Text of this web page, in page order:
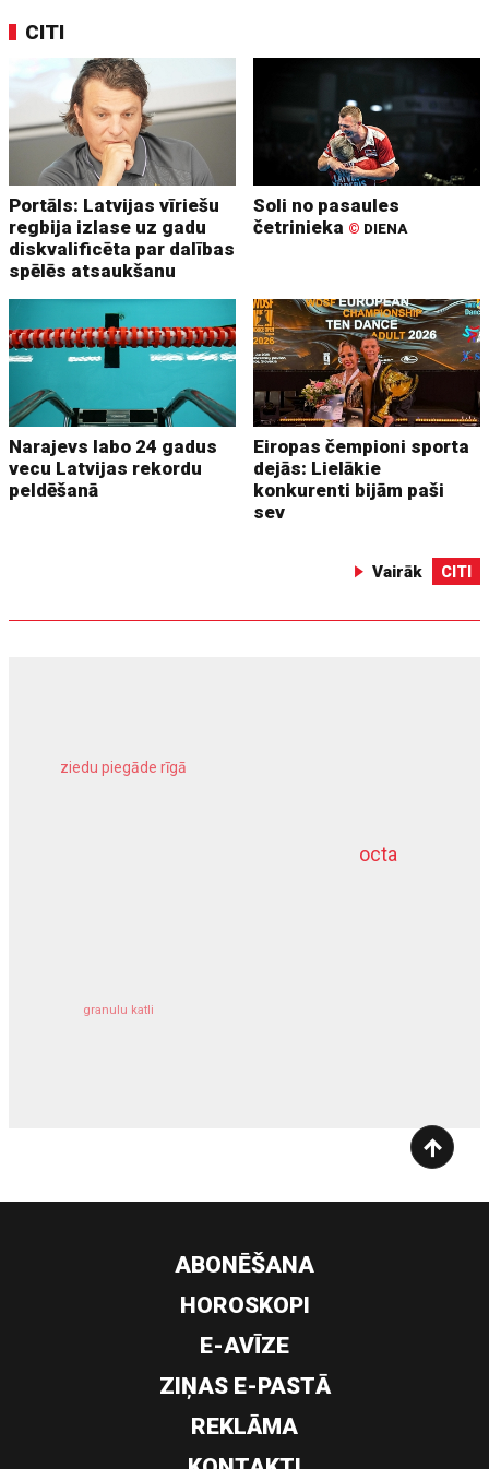
CITI
Portāls: Latvijas vīriešu
regbija izlase uz gadu
diskvalificēta par dalības
spēlēs atsaukšanu
Soli no pasaules
četrinieka © DIENA
Narajevs labo 24 gadus
vecu Latvijas rekordu
peldēšanā
Eiropas čempioni sporta
dejās: Lielākie
konkurenti bijām paši
sev
Vairāk CITI
octa
ziedu piegāde rīgā
granulu katli
dziļurbums
ABONĒŠANA
HOROSKOPI
E-AVĪZE
ZIŅAS E-PASTĀ
REKLĀMA